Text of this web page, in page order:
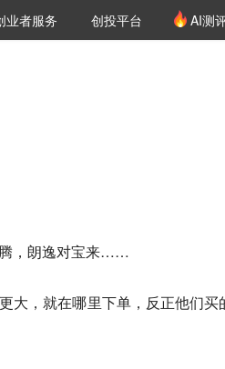
创投氪堂
业者服务 创投平台 AI测
腾，朗逸对宝来……
大，就在哪里下单，反正他们买